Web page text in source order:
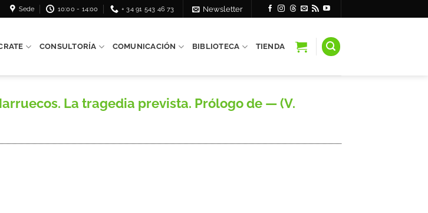
Sede 10:00 - 14:00 + 34 91 543 46 73 Newsletter
CONSULTORÍA COMUNICACIÓN BIBLIOTECA TIENDA
La tragedia prevista. Prólogo de — (V.